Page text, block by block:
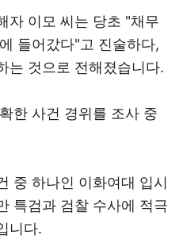
자 이모 씨는 당초 "채무
들어갔다"고 진술하다,
는 것으로 전해졌습니다.
한 사건 경위를 조사 중
중 하나인 이화여대 입시
특검과 검찰 수사에 적극
니다.